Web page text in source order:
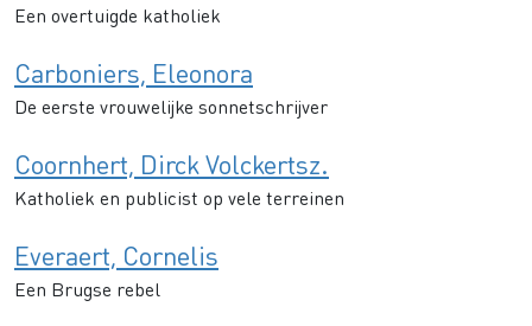
Een overtuigde katholiek
Carboniers, Eleonora
De eerste vrouwelijke sonnetschrijver
Coornhert, Dirck Volckertsz.
Katholiek en publicist op vele terreinen
Everaert, Cornelis
Een Brugse rebel